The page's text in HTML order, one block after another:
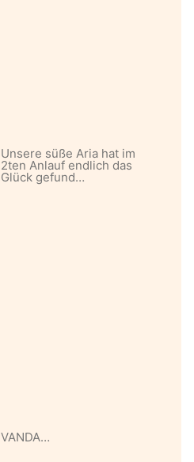
Unsere süße Aria hat im
2ten Anlauf endlich das
Glück gefund…
VANDA…